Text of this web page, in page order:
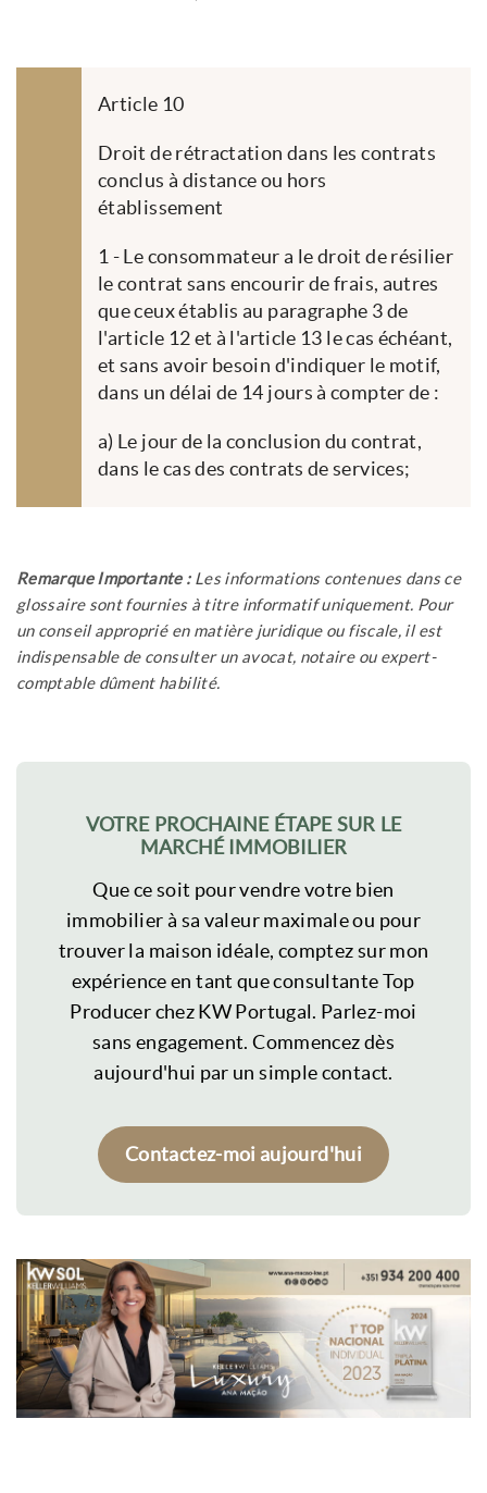
Article 10
Droit de rétractation dans les contrats
conclus à distance ou hors
établissement
1 - Le consommateur a le droit de résilier
le contrat sans encourir de frais, autres
que ceux établis au paragraphe 3 de
l'article 12 et à l'article 13 le cas échéant,
et sans avoir besoin d'indiquer le motif,
dans un délai de 14 jours à compter de :
a) Le jour de la conclusion du contrat,
dans le cas des contrats de services;
Remarque Importante :Les informations contenues dans ce
glossaire sont fournies à titre informatif uniquement. Pour
un conseil approprié en matière juridique ou fiscale, il est
indispensable de consulter un avocat, notaire ou expert-
comptable dûment habilité.
VOTRE PROCHAINE ÉTAPE SUR LE
MARCHÉ IMMOBILIER
Que ce soit pour vendre votre bien
immobilier à sa valeur maximale ou pour
trouver la maison idéale, comptez sur mon
expérience en tant que consultante Top
Producer chez KW Portugal. Parlez-moi
sans engagement. Commencez dès
aujourd'hui par un simple contact.
Contactez-moi aujourd'hui